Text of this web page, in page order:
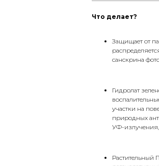
Что делает?
Защищает от
санскрина
Гидролат
участки на
природных
УФ-
Растительный